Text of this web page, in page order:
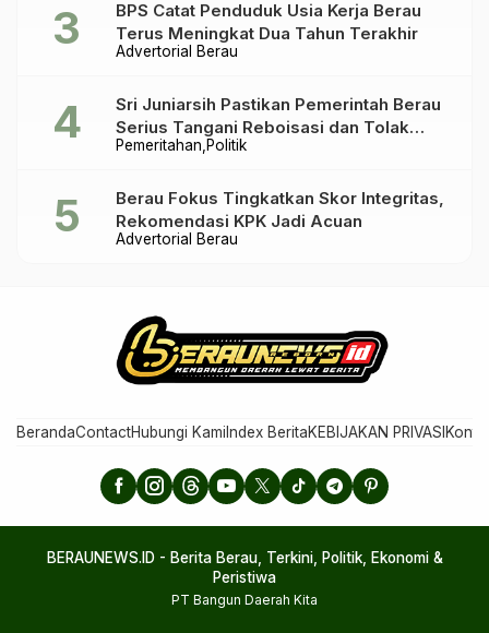
Advertorial Berau
BPS Catat Penduduk Usia Kerja Berau
Terus Meningkat Dua Tahun Terakhir
Pemeritahan Politik
Sri Juniarsih Pastikan Pemerintah Berau
Serius Tangani Reboisasi dan Tolak
Praktik Ilegal
Advertorial Berau
Berau Fokus Tingkatkan Skor Integritas,
Rekomendasi KPK Jadi Acuan
BerandaContactHubungi KamiIndex BeritaKEBIJAKAN PRIVASI
BERAUNEWS.ID - Berita Berau, Terkini, Politik, Ekonomi &
Peristiwa
PT Bangun Daerah Kita